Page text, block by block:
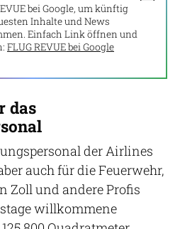
bei Google, um künftig
Inhalte und News
Einfach Link öffnen und
FLUG REVUE bei Google
das
der Airlines
auch für die Feuerwehr,
Zoll und andere Profis
willkommene